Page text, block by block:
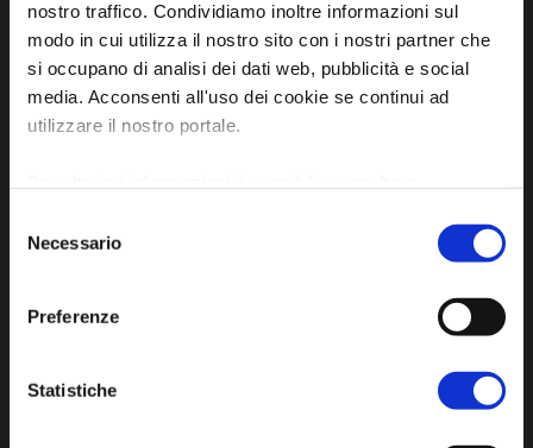
nostro traffico. Condividiamo inoltre informazioni sul
modo in cui utilizza il nostro sito con i nostri partner che
si occupano di analisi dei dati web, pubblicità e social
media. Acconsenti all'uso dei cookie se continui ad
utilizzare il nostro portale.
delNecessario
Preferenze
Statistiche
Piazza della Libertà, 13
48012 Bagnacavallo (RA)
Tel. +39 0545 280898
turismo@unione.labassaromagna.it
P.IVA e Cod. Fiscale 02291370399
P.E.C. pg.unione.labassaromagna.it@legalmail.it